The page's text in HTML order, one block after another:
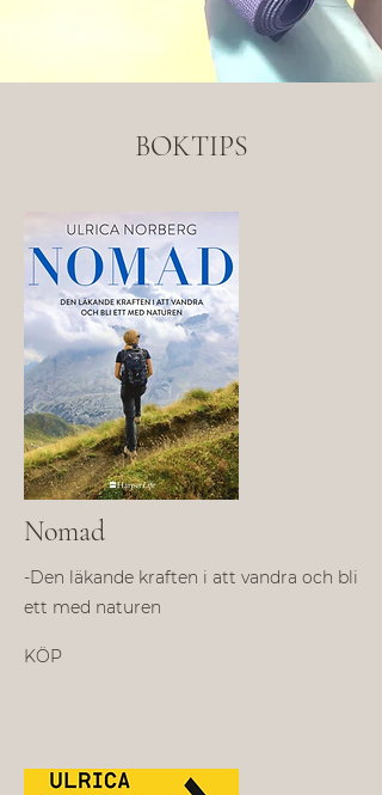
BOKTIPS
Nomad
-Den läkande kraften i att vandra och bli
ett med naturen
KÖP